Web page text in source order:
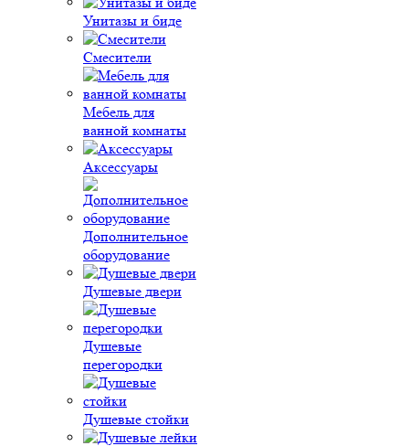
Унитазы и биде
Смесители
Мебель для
ванной комнаты
Аксессуары
Дополнительное
оборудование
Душевые двери
Душевые
перегородки
Душевые стойки